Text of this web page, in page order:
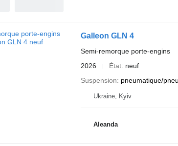
Galleon GLN 4
Semi-remorque porte-engins
2026
État neuf
Suspension
pneumatique/
Ukraine, Kyiv
Aleanda